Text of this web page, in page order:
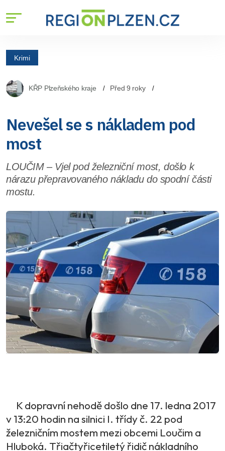
Krimi
KŘP Plzeňského kraje Před 9 roky
Nevešel se s nákladem pod
most
LOUČIM – Vjel pod železniční most, došlo k
nárazu přepravovaného nákladu do spodní části
mostu.
K dopravní nehodě došlo dne 17. ledna 2017
v 13:20 hodin na silnici I. třídy č. 22 pod
železničním mostem mezi obcemi Loučim a
Hluboká. Třiačtyřicetiletý řidič nákladního